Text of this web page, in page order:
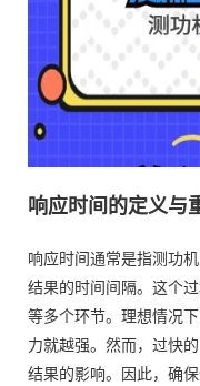
响应时间的定义与
响应时间通常是指测功
结果的时间间隔。这个
等多个环节。理想情况
力就越强。然而，过快
结果的影响。因此，确